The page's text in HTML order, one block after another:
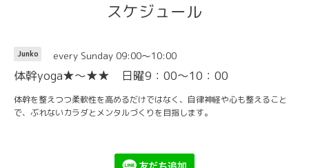
スケジュール
Junko every Sunday 09:00～10:00
体幹yoga★～★★ 日曜9：00～10：00
体幹を整えつつ柔軟性を高めるだけではなく、自律神経や心も整えること
で、ぶれないカラダとメンタルづくりを目指します。